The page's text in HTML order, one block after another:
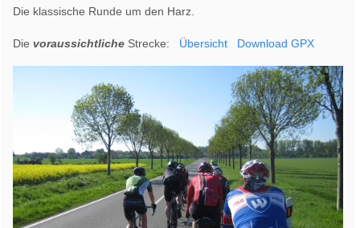
Die klassische Runde um den Harz.
Dievoraussichtliche Strecke: Übersicht Download GPX